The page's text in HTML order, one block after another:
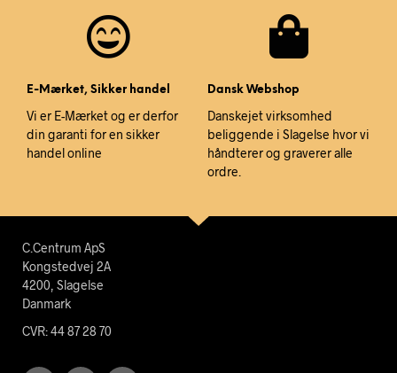
E-Mærket, Sikker handel
Vi er E-Mærket og er derfor
din garanti for en sikker
handel online
Dansk Webshop
Danskejet virksomhed
beliggende i Slagelse hvor vi
håndterer og graverer alle
ordre.
C.Centrum ApS
Kongstedvej 2A
4200, Slagelse
Danmark
CVR: 44 87 28 70